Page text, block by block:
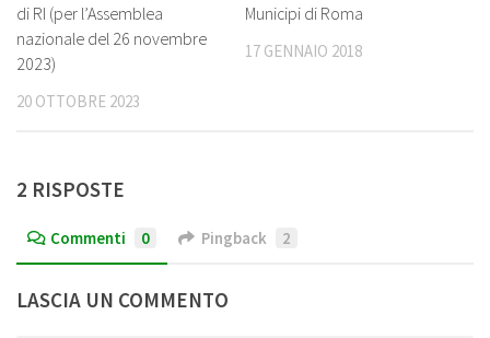
di RI (per l’Assemblea
nazionale del 26 novembre
2023)
20 OTTOBRE 2023
Municipi di Roma
17 GENNAIO 2018
2 RISPOSTE
Commenti 0 Pingback 2
LASCIA UN COMMENTO